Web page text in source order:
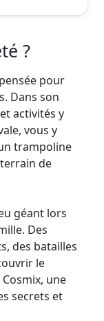
?
pour
Dans son
activités y
vous y
trampoline
de
géant lors
Des
des batailles
le
une
secrets et